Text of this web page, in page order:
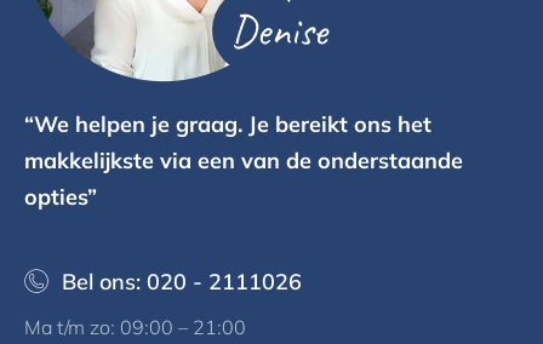
Denise
“We helpen je graag. Je bereikt ons het
makkelijkste via een van de onderstaande
opties”
Bel ons: 020 - 2111026
Ma t/m zo: 09:00 – 21:00